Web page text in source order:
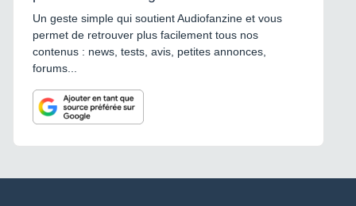
Un geste simple qui soutient Audiofanzine et vous
permet de retrouver plus facilement tous nos
contenus : news, tests, avis, petites annonces,
forums...